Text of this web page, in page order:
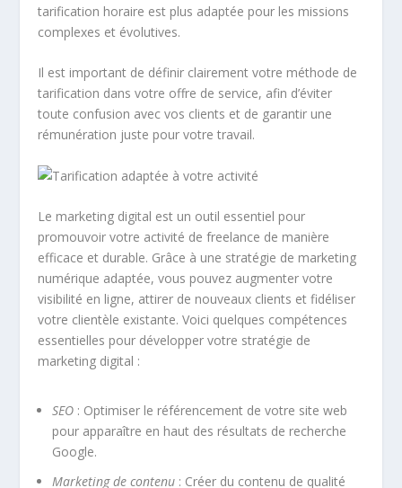
tarification horaire est plus adaptée pour les missions
complexes et évolutives.
Il est important de définir clairement votre méthode de
tarification dans votre offre de service, afin d’éviter
toute confusion avec vos clients et de garantir une
rémunération juste pour votre travail.
Le marketing digital est un outil essentiel pour
promouvoir votre activité de freelance de manière
efficace et durable. Grâce à une stratégie de marketing
numérique adaptée, vous pouvez augmenter votre
visibilité en ligne, attirer de nouveaux clients et fidéliser
votre clientèle existante. Voici quelques compétences
essentielles pour développer votre stratégie de
marketing digital :
SEO : Optimiser le référencement de votre site web
pour apparaître en haut des résultats de recherche
Google.
Marketing de contenu : Créer du contenu de qualité